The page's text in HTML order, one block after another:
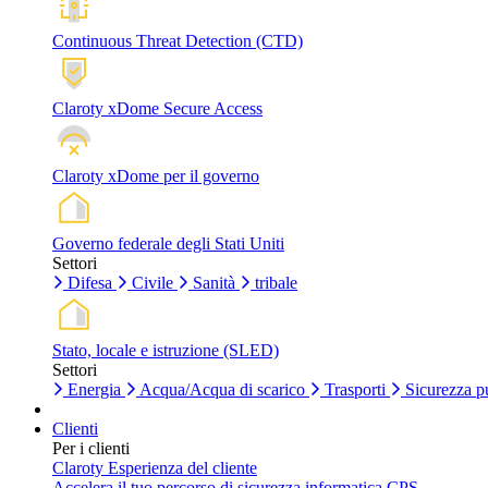
Continuous Threat Detection (CTD)
Claroty xDome Secure Access
Claroty xDome per il governo
Governo federale degli Stati Uniti
Settori
Difesa
Civile Sanità tribale
Stato, locale e istruzione (SLED)
Settori
Energia
Acqua/Acqua di scarico Trasporti Sicurezza
Clienti
Per i clienti
Claroty Esperienza del cliente